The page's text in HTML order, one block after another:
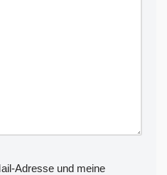
Adresse und meine